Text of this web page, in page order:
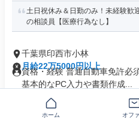
土日祝休み＆日勤のみ！未経験歓
の相談員【医療行為なし】
千葉県印西市小林
月給22万5000円以上
資格・経験 普通自動車免許必
基本的なPC入力や書類作成...
ホーム オフ